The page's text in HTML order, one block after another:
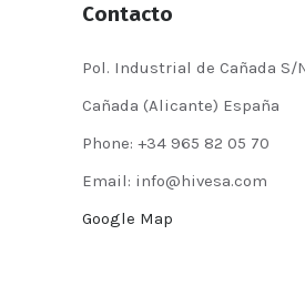
Contacto
Pol. Industrial de Cañada S/
Cañada (Alicante) España
Phone: +34 965 82 05 70
Email: info@hivesa.com
Google Map